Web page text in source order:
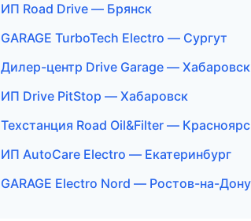
ИП Road Drive — Брянск
GARAGE TurboTech Electro — Сургут
Дилер-центр Drive Garage — Хабаровск
ИП Drive PitStop — Хабаровск
Техстанция Road Oil&Filter —
ИП AutoCare Electro — Екатеринбург
GARAGE Electro Nord — Ростов-на-Дону